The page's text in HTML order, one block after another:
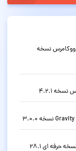
قالب فروشگاهی چندمنظوره وودمارت WoodMart ووکامرس نسخه